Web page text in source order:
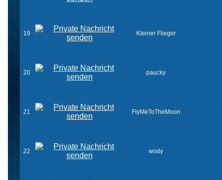
19 Kleiner Flieger
20 paucky
21 FlyMeToTheMoon
22 wody